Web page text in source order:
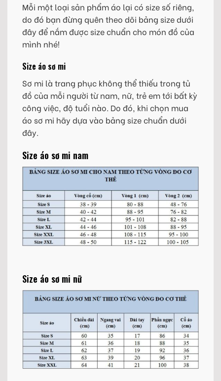
Mỗi một loại sản phẩm áo lại có size số riêng,
do đó bạn đừng quên theo dõi bảng size dưới
đây để nắm được size chuẩn cho món đồ của
mình nhé!
Size áo sơ mi
Sơ mi là trang phục không thể thiếu trong tủ
đồ của mỗi người từ nam, nữ, trẻ em tới bất kỳ
công việc, độ tuổi nào. Do đó, khi chọn mua
áo sơ mi hãy dựa vào bảng size chuẩn dưới
đây.
Size áo sơ mi nam
Size áo sơ mi nữ